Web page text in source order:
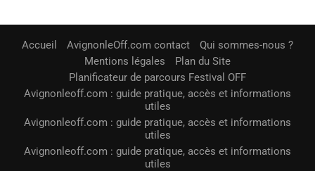
Accueil AvignonleOff.com contact
Qui sommes-nous ?
Mentions légales
Plan du Site
Planificateur de parcours Festival OFF
Avignonleoff.com : guide pratique, accès et informations
utiles
Avignonleoff.com : guide pratique, accès et informations
utiles
Avignonleoff.com : guide pratique, accès et informations
utiles